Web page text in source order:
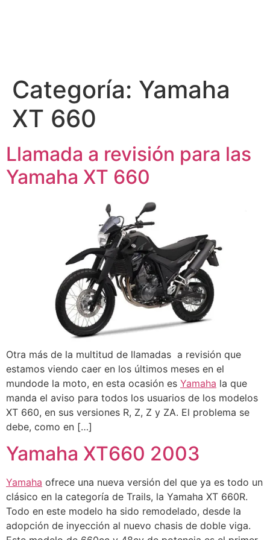
Categoría: Yamaha
XT 660
Llamada a revisión para las
Yamaha XT 660
Otra más de la multitud de llamadas a revisión que
estamos viendo caer en los últimos meses en el
mundode la moto, en esta ocasión es Yamaha la que
manda el aviso para todos los usuarios de los modelos
XT 660, en sus versiones R, Z, Z y ZA. El problema se
debe, como en […]
Yamaha XT660 2003
Yamaha ofrece una nueva versión del que ya es todo un
clásico en la categoría de Trails, la Yamaha XT 660R.
Todo en este modelo ha sido remodelado, desde la
adopción de inyección al nuevo chasis de doble viga.